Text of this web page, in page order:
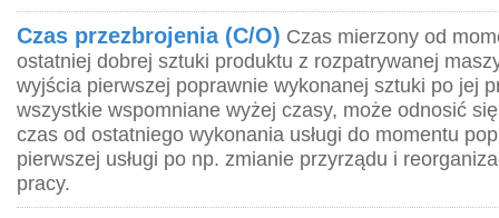
Czas przezbrojenia (C/O) Czas mierzony od
ostatniej dobrej sztuki produktu z rozpatrywanej
wyjścia pierwszej poprawnie wykonanej sztuki po jej
wszystkie wspomniane wyżej czasy, może odnosić
czas od ostatniego wykonania usługi do momentu
pierwszej usługi po np. zmianie przyrządu i
pracy.